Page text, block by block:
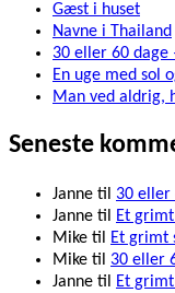
Gæst i huset
Navne i Thailand
30 eller 60 dage
En uge med sol
Man ved aldrig,
Seneste
Janne til 30 eller
Janne til Et
Mike til Et grimt
Mike til 30 eller
Janne til Et